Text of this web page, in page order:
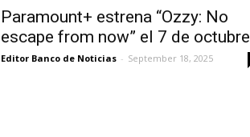
Paramount+ estrena “Ozzy: No
escape from now” el 7 de octubre
Editor Banco de Noticias - September 18, 2025